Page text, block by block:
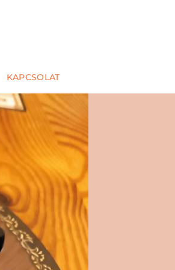
KAPCSOLAT